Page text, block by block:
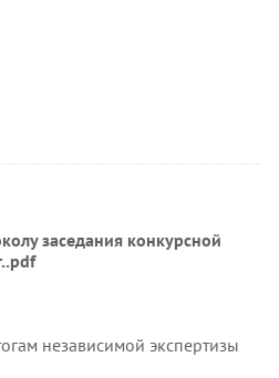
заседания конкурсной
независимой экспертизы